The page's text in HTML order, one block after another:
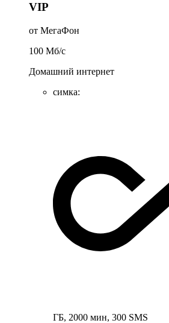
VIP
от МегаФон
100 Мб/c
Домашний интернет
симка:
ГБ, 2000 мин, 300 SMS